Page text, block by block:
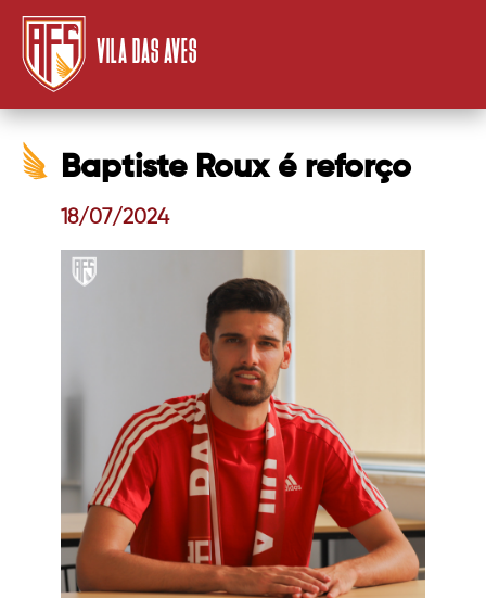
VILA DAS AVES
Baptiste Roux é reforço
18/07/2024